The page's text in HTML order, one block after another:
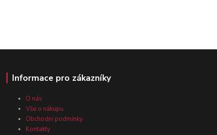
Informace pro zákazníky
O nás
Vše o nákupu
Obchodní podmínky
Kontakty